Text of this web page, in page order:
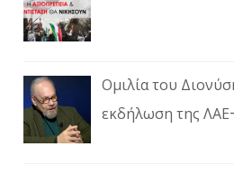
Ομιλία του
εκδήλωση της